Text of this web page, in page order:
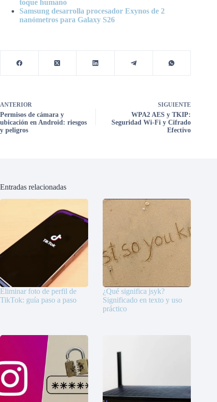
toque humano
Samsung desarrolla procesador Exynos de 2
nanómetros para Galaxy S26
ANTERIOR
Permisos de cámara y
ubicación en Android: riesgos
y peligros
SIGUIENTE
WPA2 AES y TKIP:
Seguridad Wi-Fi y Cifrado
Efectivo
Entradas relacionadas
Eliminar foto de perfil de
TikTok: guía paso a paso
¿Qué significa jsyk?
Significado en texto y uso
práctico